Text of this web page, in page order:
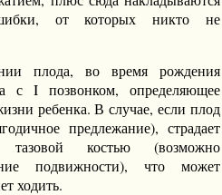
от которых никто не
плода, во время рождения
с I позвонком, определяющее
ребенка. В случае, если плод
предлежание), страдает
костью (возможно
подвижности), что может
ходить.